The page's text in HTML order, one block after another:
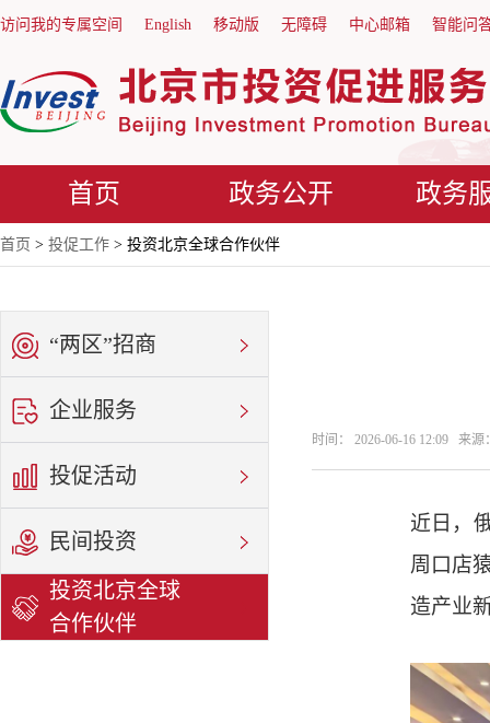
访问我的专属空间 English 移动版 无障碍 中心邮箱 智能问
首页 政务公开 政务
首页 > 投促工作 > 投资北京全球合作伙伴
“两区”招商
企业服务
投促活动
民间投资
投资北京全球
合作伙伴
时间： 2026-06-16 12:09 来源
近日，
周口店
造产业